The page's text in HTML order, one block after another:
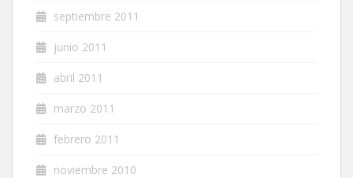
septiembre 2011
junio 2011
abril 2011
marzo 2011
febrero 2011
noviembre 2010